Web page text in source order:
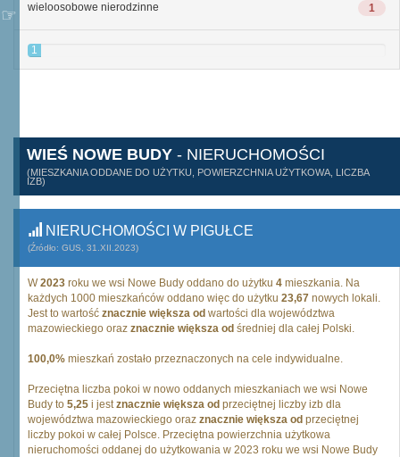
1
wieloosobowe nierodzinne
1
WIEŚ NOWE BUDY - NIERUCHOMOŚCI
(MIESZKANIA ODDANE DO UŻYTKU, POWIERZCHNIA UŻYTKOWA, LICZBA
IZB)
NIERUCHOMOŚCI W PIGUŁCE
(Źródło: GUS, 31.XII.2023)
W2023 roku we wsi Nowe Budy oddano do użytku 4 mieszkania. Na
każdych 1000 mieszkańców oddano więc do użytku 23,67 nowych lokali.
Jest to wartość znacznie większa od wartości dla województwa
mazowieckiego oraz znacznie większa od średniej dla całej Polski.
100,0% mieszkań zostało przeznaczonych na cele indywidualne.
Przeciętna liczba pokoi w nowo oddanych mieszkaniach we wsi Nowe
Budy to 5,25 i jestznacznie większa od przeciętnej liczby izb dla
województwa mazowieckiego oraz znacznie większa od przeciętnej
liczby pokoi w całej Polsce. Przeciętna powierzchnia użytkowa
nieruchomości oddanej do użytkowania w 2023 roku we wsi Nowe Budy